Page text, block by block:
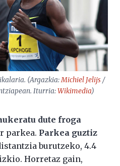
(Argazkia:Michiel Jelijs/
Iturria:Wikimedia)
dute froga
parkea. Parkea guztiz
burutzeko, 4.4
Horretaz gain,